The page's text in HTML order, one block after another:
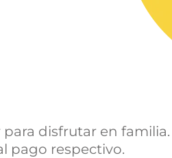
disfrutar en
pago respectivo.